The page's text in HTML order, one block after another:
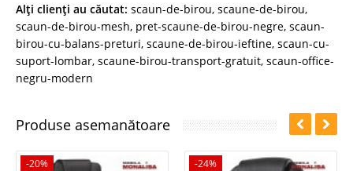
Alţi clienţi au căutat: scaun-de-birou, scaune-de-birou,
scaun-de-birou-mesh, pret-scaune-de-birou-negre, scaun-
birou-cu-balans-preturi, scaune-de-birou-ieftine, scaun-cu-
suport-lombar, scaune-birou-transport-gratuit, scaun-office-
negru-modern
Produse asemanătoare
-20% -24%